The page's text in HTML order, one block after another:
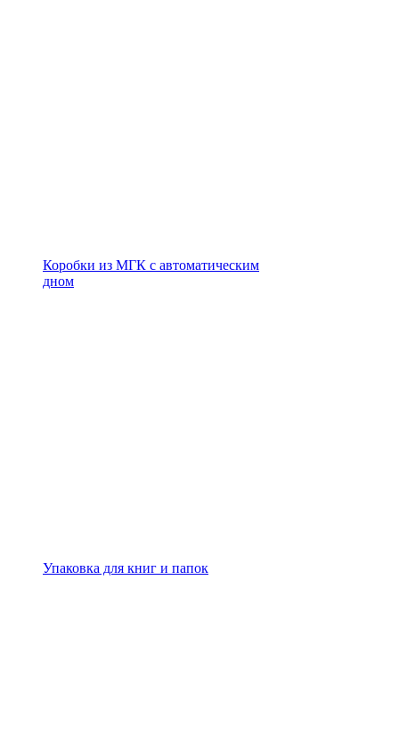
Коробки из МГК с автоматическим
дном
Упаковка для книг и папок